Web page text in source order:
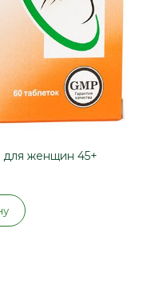
женщин 45+